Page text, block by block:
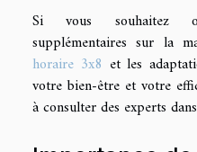
Si vous souhaitez
supplémentaires sur la
horaire 3x8 et les
votre bien-être et votre
à consulter des experts